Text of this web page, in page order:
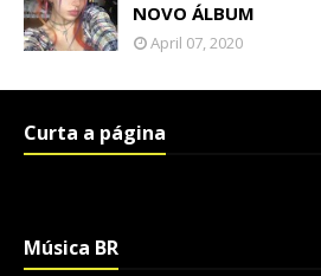
NOVO ÁLBUM
April 07, 2020
Curta a página
Música BR